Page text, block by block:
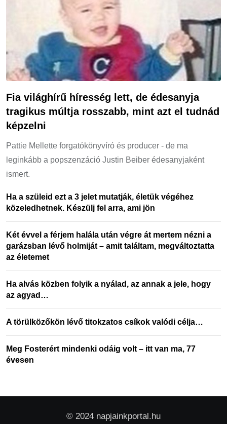
Fia világhírű híresség lett, de édesanyja
tragikus múltja rosszabb, mint azt el tudnád
képzelni
Pattie Mellette forgatókönyvíró és producer - de ma
leginkább a popszenzáció Justin Beiber édesanyjaként
ismert.
Ha a szüleid ezt a 3 jelet mutatják, életük végéhez
közeledhetnek. Készülj fel arra, ami jön
Két évvel a férjem halála után végre át mertem nézni a
garázsban lévő holmiját – amit találtam, megváltoztatta
az életemet
Ha alvás közben folyik a nyálad, az annak a jele, hogy
az agyad…
A törülközőkön lévő titokzatos csíkok valódi célja…
Meg Fosterért mindenki odáig volt – itt van ma, 77
évesen
© 2024 napjainkportal.hu